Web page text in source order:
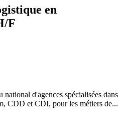
en
F
national d'agences spécialisées dans
CDD et CDI, pour les métiers de...